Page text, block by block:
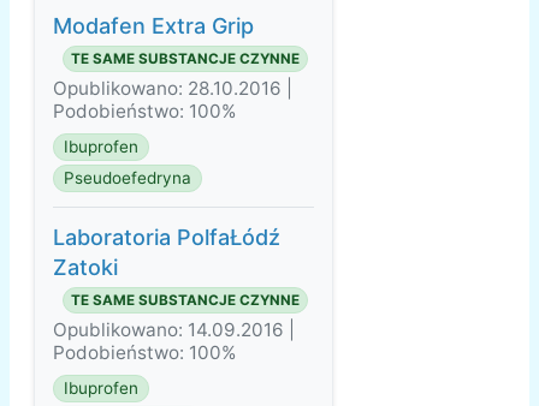
Modafen Extra Grip
TE SAME SUBSTANCJE CZYNNE
Opublikowano: 28.10.2016 |
Podobieństwo: 100%
Ibuprofen
Pseudoefedryna
Laboratoria PolfaŁódź
Zatoki
TE SAME SUBSTANCJE CZYNNE
Opublikowano: 14.09.2016 |
Podobieństwo: 100%
Ibuprofen